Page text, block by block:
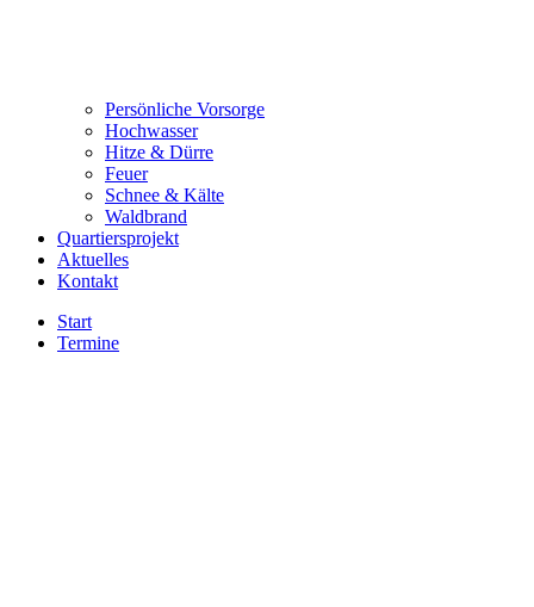
Persönliche Vorsorge
Hochwasser
Hitze & Dürre
Feuer
Schnee & Kälte
Waldbrand
Quartiersprojekt
Aktuelles
Kontakt
Start
Termine